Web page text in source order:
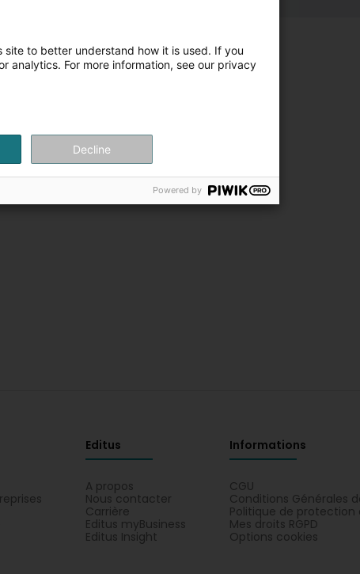
Editus
A propos
Nous contacter
Carrière
Editus myBusiness
Editus Insight
Informations
CGU
Conditions Générales
Politique de protection
Mes droits RGPD
Options cookies
to better understand how it is used. If you
analytics. For more information, see our privacy
Decline
Powered by